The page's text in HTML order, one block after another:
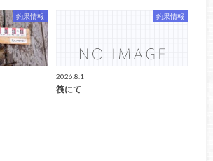
釣果情報 釣果情報
2026.8.1
筏にて